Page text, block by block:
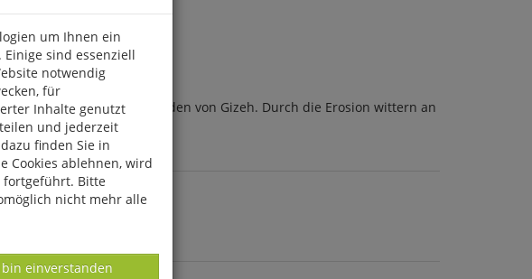
Baumaterial der Pyramiden von Gizeh. Durch die Erosion wittern an
aus.
um Ihnen ein
sind essenziell
notwendig
für
Inhalte genutzt
und jederzeit
finden Sie in
Cookies ablehnen, wird
fortgeführt. Bitte
nicht mehr alle
-
bin einverstanden